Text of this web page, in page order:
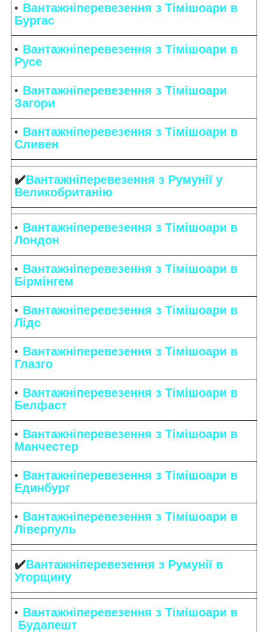
Вантажніперевезення з Тімішоари в
Бургас
Вантажніперевезення з Тімішоари в
Русе
Вантажніперевезення з Тімішоари
Загори
Вантажніперевезення з Тімішоари в
Сливен
✔️Вантажніперевезення з Румунії у
Великобританію
Вантажніперевезення з Тімішоари в
Лондон
Вантажніперевезення з Тімішоари в
Бірмінгем
Вантажніперевезення з Тімішоари в
Лідс
Вантажніперевезення з Тімішоари в
Глазго
Вантажніперевезення з Тімішоари в
Белфаст
Вантажніперевезення з Тімішоари в
Манчестер
Вантажніперевезення з Тімішоари в
Единбург
Вантажніперевезення з Тімішоари в
Ліверпуль
✔️Вантажніперевезення з Румунії в
Угорщину
Вантажніперевезення з Тімішоари в
Будапешт